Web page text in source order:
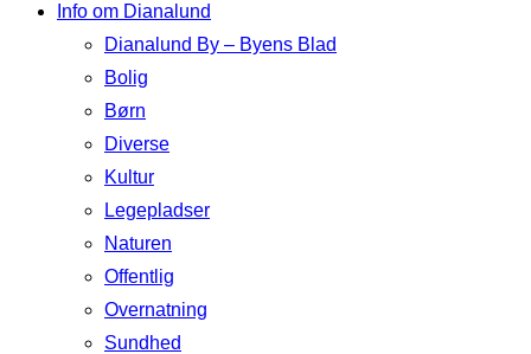
Info om Dianalund
Dianalund By – Byens Blad
Bolig
Børn
Diverse
Kultur
Legepladser
Naturen
Offentlig
Overnatning
Sundhed